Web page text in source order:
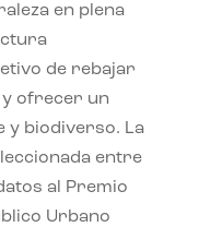
en plena
de rebajar
y ofrecer un
y biodiverso. La
entre
al Premio
Urbano